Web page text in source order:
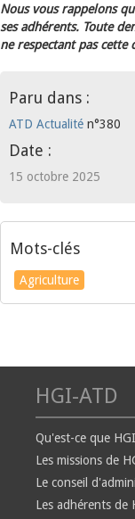
Nous vous rappelons
ses adhérents. Toute
ne respectant pas
Paru dans :
ATD Actualité n°380
Date :
15 octobre 2025
Mots-clés
Agriculture
HGI-ATD
Qu'est-ce que
Les missions de
Le conseil
Les adhérents de